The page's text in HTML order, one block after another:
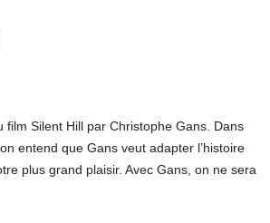
film Silent Hill par Christophe Gans. Dans
entend que Gans veut adapter l’histoire
plus grand plaisir. Avec Gans, on ne sera